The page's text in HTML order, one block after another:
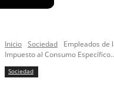
Inicio Sociedad
Empleados de
Impuesto al Consumo
Sociedad